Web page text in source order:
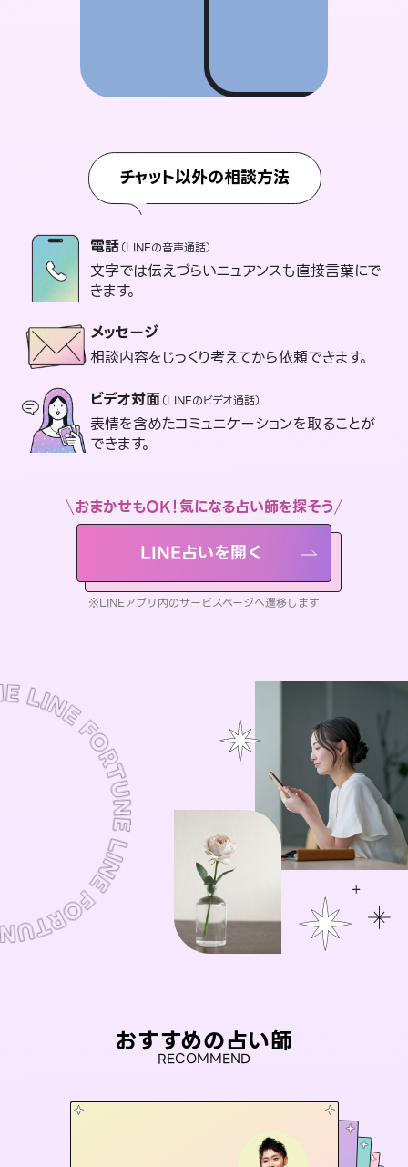
チャット以外の相談方法
電話（LINEの音声通話）
文字では伝えづらいニュアンスも直接言葉にで
きます。
メッセージ
相談内容をじっくり考えてから依頼できます。
ビデオ対面（LINEのビデオ通話）
表情を含めたコミュニケーションを取ることが
できます。
おまかせもOK！気になる占い師を探そう
LINE占いを開く
※LINEアプリ内のサービスページへ遷移します
おすすめの占い師
RECOMMEND